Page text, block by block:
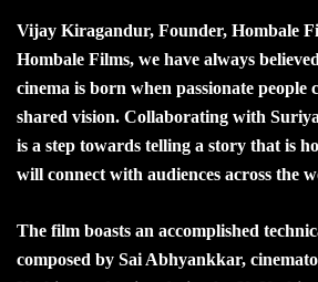
Vijay Kiragandur, Founder, Hombale
Hombale Films, we have always
cinema is born when passionate people
shared vision. Collaborating with
is a step towards telling a story that is
will connect with audiences across the
The film boasts an accomplished
composed by Sai Abhyankkar,